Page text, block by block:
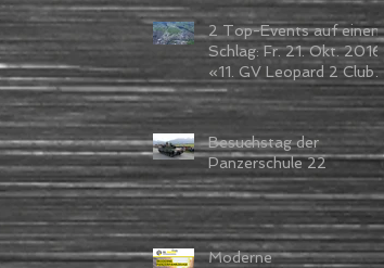
2 Top-Events auf einen
Schlag: Fr. 21. Okt. 2016
«11. GV Leopard 2 Club»
Sa. 22. Okt. «Thun
meets Ar
Besuchstag der
Panzerschule 22
Moderne